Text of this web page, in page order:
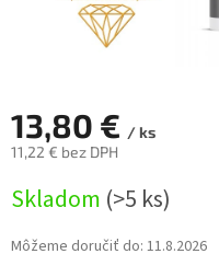
13,80 € / ks
11,22 € bez DPH
cena:
Skladom (>5 ks)
Môžeme doručiť do: 11.8.2026